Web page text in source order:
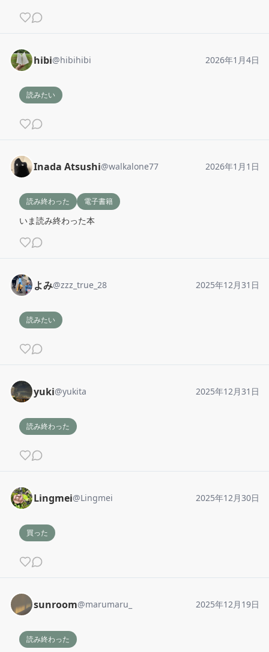
hibi@hibihibi 2026年1月4日
読みたい
Inada Atsushi@walkalone77 2026年1月1日
読み終わった 電子書籍
いま読み終わった本
よみ@zzz_true_28 2025年12月31日
読みたい
yuki@yukita 2025年12月31日
読み終わった
Lingmei@Lingmei 2025年12月30日
買った
sunroom@marumaru_ 2025年12月19日
読み終わった